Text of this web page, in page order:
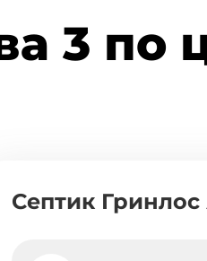
3 по
Септик Гринлос